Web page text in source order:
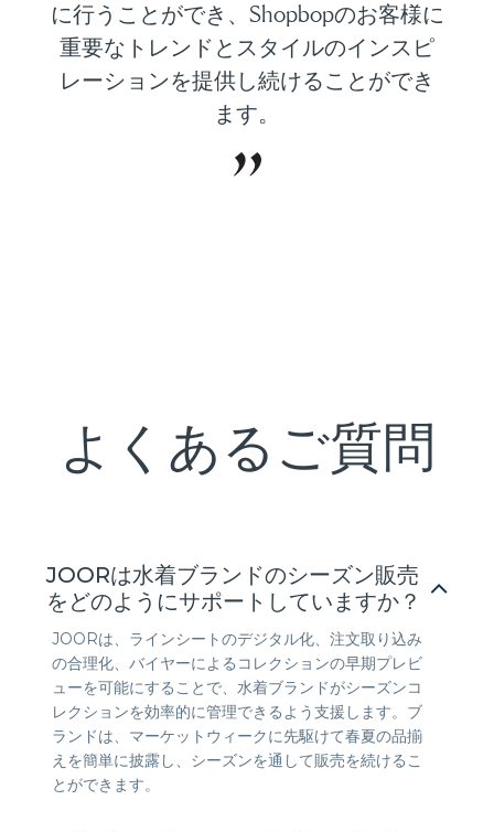
に行うことができ、Shopbopのお客様に
重要なトレンドとスタイルのインスピ
レーションを提供し続けることができ
ます。
よくあるご質問
JOORは水着ブランドのシーズン販売
をどのようにサポートしていますか？
JOORは、ラインシートのデジタル化、注文取り込み
の合理化、バイヤーによるコレクションの早期プレビ
ューを可能にすることで、水着ブランドがシーズンコ
レクションを効率的に管理できるよう支援します。ブ
ランドは、マーケットウィークに先駆けて春夏の品揃
えを簡単に披露し、シーズンを通して販売を続けるこ
とができます。